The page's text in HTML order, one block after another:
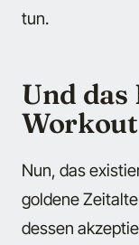
tun.
Und
Nun, das
goldene
dessen